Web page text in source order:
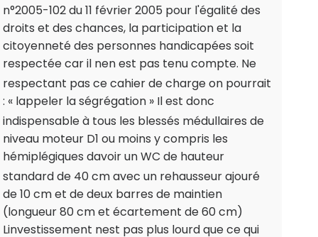
n°2005-102 du 11 février 2005 pour l'égalité des
droits et des chances, la participation et la
citoyenneté des personnes handicapées soit
respectée car il nen est pas tenu compte. Ne
respectant pas ce cahier de charge on pourrait
: « lappeler la ségrégation » Il est donc
indispensable à tous les blessés médullaires de
niveau moteur D1 ou moins y compris les
hémiplégiques davoir un WC de hauteur
standard de 40 cm avec un rehausseur ajouré
de 10 cm et de deux barres de maintien
(longueur 80 cm et écartement de 60 cm)
Linvestissement nest pas plus lourd que ce qui